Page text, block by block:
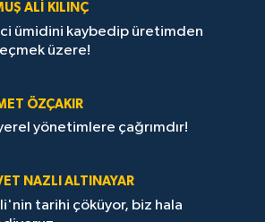
ALI KILINÇ
ümidini kaybedip üretimden
üzere!
ÖZÇAKIR
yönetimlere çağrımdır!
NAZLI ALTINAYAR
tarihi çöküyor, biz hala